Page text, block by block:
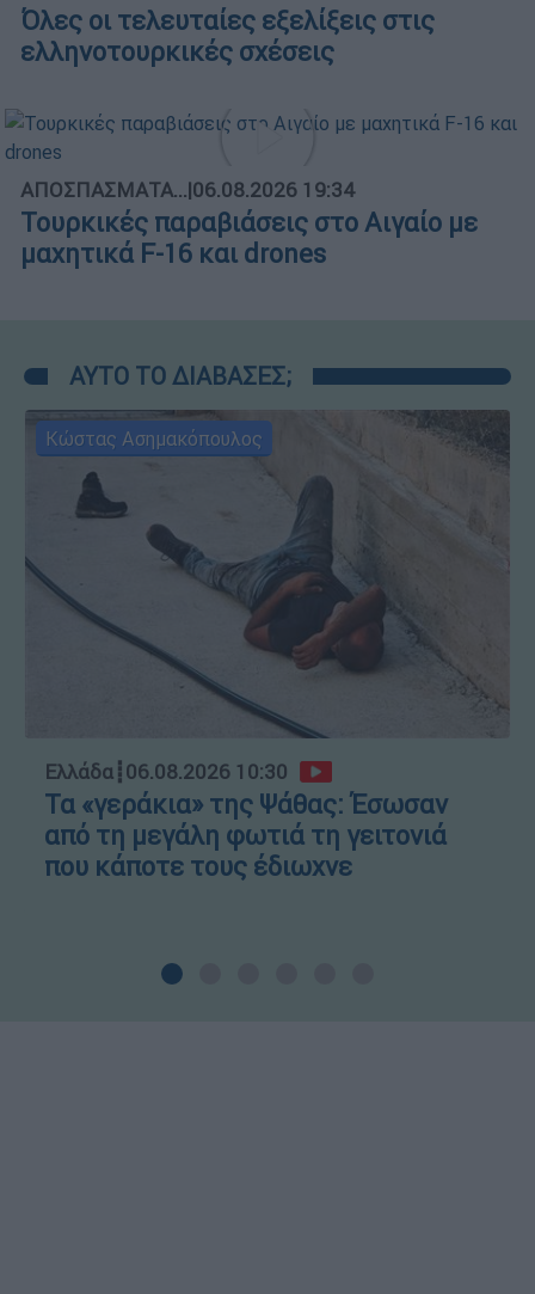
Όλες οι τελευταίες εξελίξεις στις
ελληνοτουρκικές σχέσεις
ΑΠΟΣΠΑΣΜΑΤΑ...|06.08.2026 19:34
Τουρκικές παραβιάσεις στο Αιγαίο με
μαχητικά F-16 και drones
ΑΥΤΟ ΤΟ ΔΙΑΒΑΣΕΣ;
Κώστας Ασημακόπουλος
Ελλάδα┋06.08.2026 10:30
Τα «γεράκια» της Ψάθας: Έσωσαν
από τη μεγάλη φωτιά τη γειτονιά
που κάποτε τους έδιωχνε